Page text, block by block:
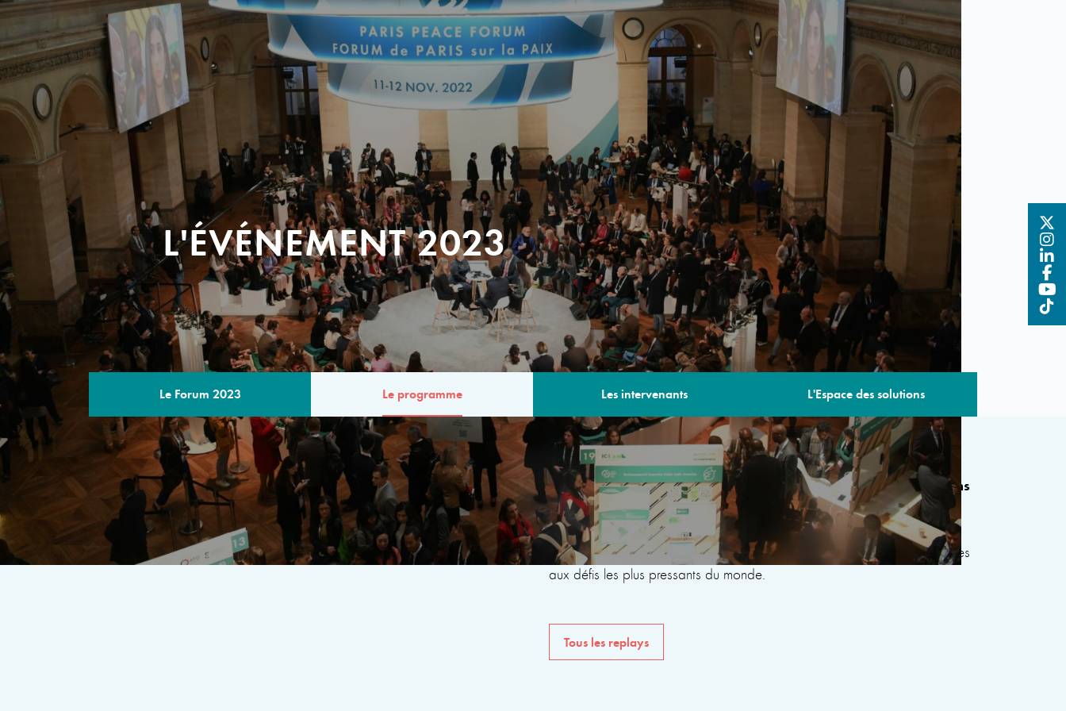
L'ÉVÉNEMENT 2023
Le Forum 2023 Le programme Les intervenants L'Espace des solutions
LE PROGRAMME
Un rendez-vous multilatéral
Le programme de la 6ème édition comprend plus de 80 sessions
avec des intervenants issus de gouvernements, d’organisations
internationales, de la société civile, du secteur privé, de la philanthropie et
du monde universitaire, dans le but de développer des solutions communes
aux défis les plus pressants du monde.
Tous les replays